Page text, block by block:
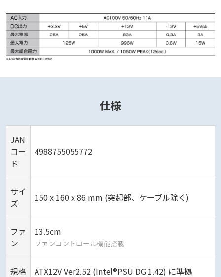
仕様
JAN
コー
ド
4988755055772
サイ
ズ
150 x 160 x 86 mm (突起部、ケーブル除く)
ファ
ン
13.5cm
ファンコントロール機能搭載
規格 ATX12V Ver2.52 (Intel®PSU DG 1.42) に準拠